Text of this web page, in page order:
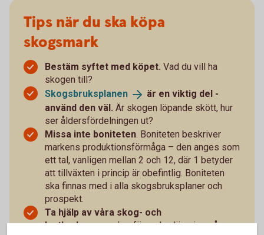
Tips när du ska köpa
skogsmark
Bestäm syftet med köpet. Vad du vill ha
skogen till?
Skogsbruksplanen
är en viktig del -
använd den väl. Är skogen löpande skött, hur
ser åldersfördelningen ut?
Missa inte boniteten . Boniteten beskriver
markens produktionsförmåga – den anges som
ett tal, vanligen mellan 2 och 12, där 1 betyder
att tillväxten i princip är obefintlig. Boniteten
ska finnas med i alla skogsbruksplaner och
prospekt.
Ta hjälp av våra skog- och
lantbruksansvarigaför en bedömning på